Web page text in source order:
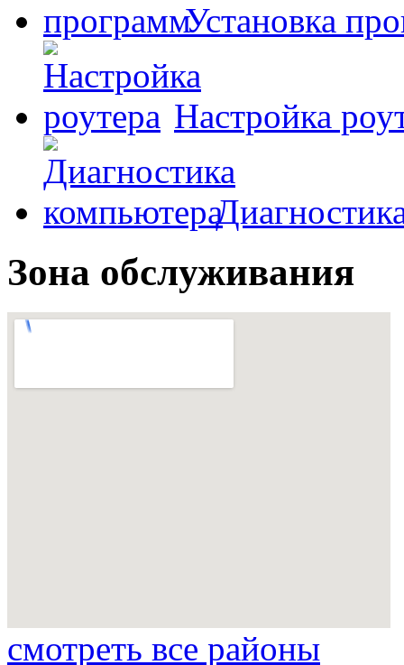
Установка
Настройка
Зона обслуживания
смотреть все районы